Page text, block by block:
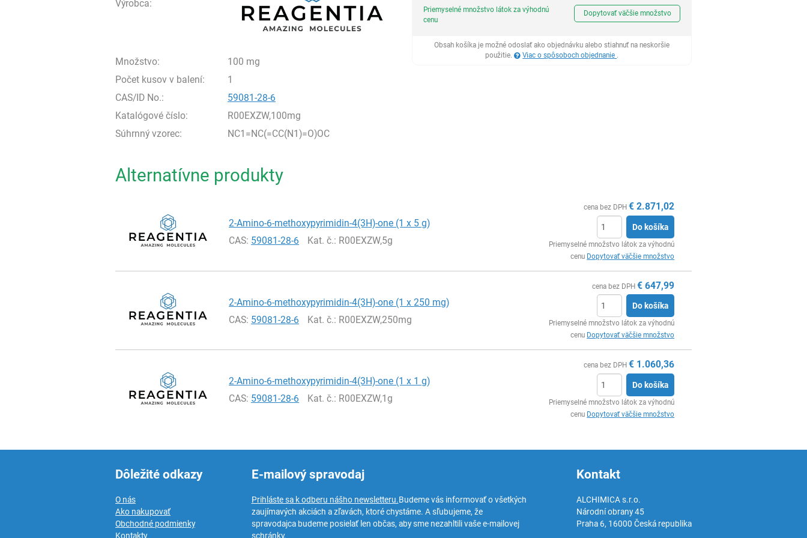
Výrobca:
Množstvo:
100 mg
Počet kusov v balení:
1
CAS/ID No.:
59081-28-6
Katalógové číslo:
R00EXZW,100mg
Súhrnný vzorec:
NC1=NC(=CC(N1)=O)OC
Ks
Priemyselné množstvo látok za výhodnú
cenu
Dopytovať väčšie množstvo
Obsah košíka je možné odoslať ako objednávku alebo stiahnuť na neskoršie
použitie.
Viac o spôsoboch objednanie .
Alternatívne produkty
2-Amino-6-methoxypyrimidin-4(3H)-one (1 x 5 g)
CAS: 59081-28-6 Kat. č.: R00EXZW,5g
cena bez DPH € 2.871,02
Do košíka
Priemyselné množstvo látok za výhodnú
cenu Dopytovať väčšie množstvo
2-Amino-6-methoxypyrimidin-4(3H)-one (1 x 250 mg)
CAS: 59081-28-6 Kat. č.: R00EXZW,250mg
cena bez DPH € 647,99
Do košíka
Priemyselné množstvo látok za výhodnú
cenu Dopytovať väčšie množstvo
2-Amino-6-methoxypyrimidin-4(3H)-one (1 x 1 g)
CAS: 59081-28-6 Kat. č.: R00EXZW,1g
cena bez DPH € 1.060,36
Do košíka
Priemyselné množstvo látok za výhodnú
cenu Dopytovať väčšie množstvo
Dôležité odkazy
O nás
Ako nakupovať
Obchodné podmienky
Kontakty
E-mailový spravodaj
Prihláste sa k odberu nášho newsletteru.Budeme vás informovať o všetkých
zaujímavých akciách a zľavách, ktoré chystáme. A sľubujeme, že
spravodajca budeme posielať len občas, aby sme nezahltili vaše e-mailovej
schránky.
Kontakt
ALCHIMICA s.r.o.
Národní obrany 45
Praha 6, 16000 Česká republika